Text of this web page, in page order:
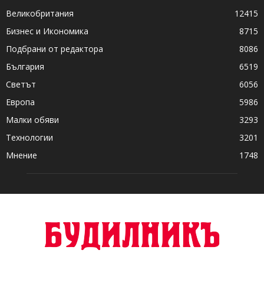
Великобритания
12415
Бизнес и Икономика
8715
Подбрани от редактора
8086
България
6519
Светът
6056
Европа
5986
Малки обяви
3293
Технологии
3201
Мнение
1748